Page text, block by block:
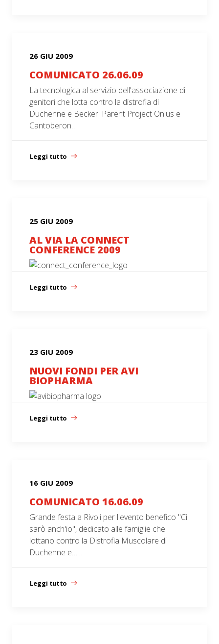
26 GIU 2009
COMUNICATO 26.06.09
La tecnologica al servizio dell'associazione di
genitori che lotta contro la distrofia di
Duchenne e Becker. Parent Project Onlus e
Cantoberon…
Leggi tutto
25 GIU 2009
AL VIA LA CONNECT
CONFERENCE 2009
Leggi tutto
23 GIU 2009
NUOVI FONDI PER AVI
BIOPHARMA
Leggi tutto
16 GIU 2009
COMUNICATO 16.06.09
Grande festa a Rivoli per l'evento benefico "Ci
sarò anch'io", dedicato alle famiglie che
lottano contro la Distrofia Muscolare di
Duchenne e……
Leggi tutto